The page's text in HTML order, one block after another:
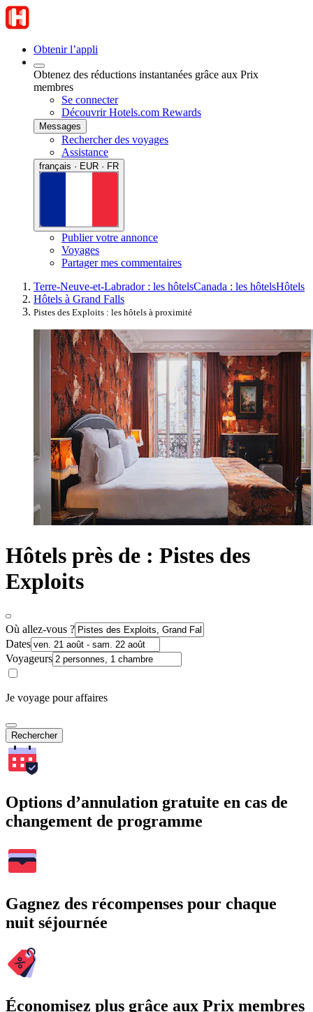
Obtenir l’appli
Obtenez des réductions instantanées grâce aux Prix
membres
Se connecter
Découvrir Hotels.com Rewards
Messages
Rechercher des voyages
Assistance
français · EUR · FR
Publier votre annonce
Voyages
Partager mes commentaires
Terre-Neuve-et-Labrador : les hôtelsCanada : les hôtelsHôtels
Hôtels à Grand Falls
Pistes des Exploits : les hôtels à proximité
Hôtels près de : Pistes des
Exploits
Où allez-vous ?
Dates
Voyageurs
Je voyage pour affaires
Rechercher
Options d’annulation gratuite en cas de
changement de programme
Gagnez des récompenses pour chaque
nuit séjournée
Économisez plus grâce aux Prix membres